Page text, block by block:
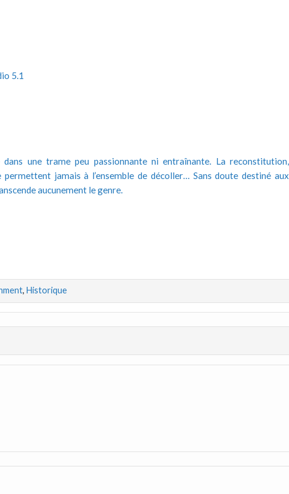
5.1
une trame peu passionnante ni entraînante. La reconstitution,
jamais à l’ensemble de décoller… Sans doute destiné aux
aucunement le genre.
, Historique